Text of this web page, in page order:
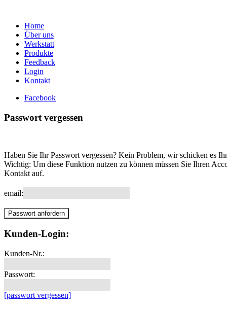
Home
Über uns
Werkstatt
Produkte
Feedback
Login
Kontakt
Facebook
Passwort vergessen
Haben Sie Ihr Passwort vergessen? Kein Problem, wir schicken es
Wichtig: Um diese Funktion nutzen zu können müssen Sie Ihren
Kontakt auf.
email:
Kunden-Login:
Kunden-Nr.:
Passwort:
[passwort vergessen]